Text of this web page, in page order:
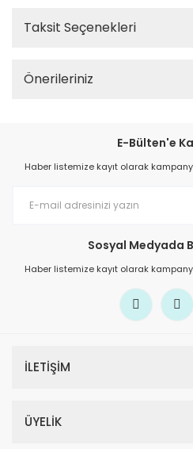
Taksit Seçenekleri
Önerileriniz
E-Bülten'e
Haber listemize kayıt olarak
Sosyal Medyada
Haber listemize kayıt olarak
İLETİŞİM
ÜYELİK